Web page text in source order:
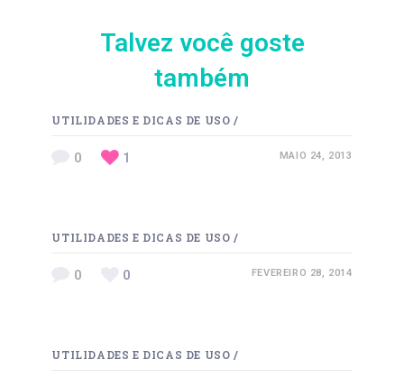
Talvez você goste
também
UTILIDADES E DICAS DE USO /
0 1 MAIO 24, 2013
UTILIDADES E DICAS DE USO /
0 0 FEVEREIRO 28, 2014
UTILIDADES E DICAS DE USO /